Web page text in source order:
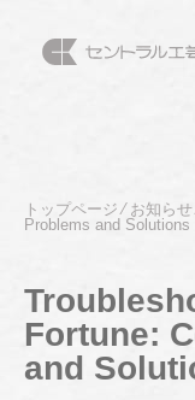
トップページ⁄ お知らせ
Problems and Solutions
Fortune:
and